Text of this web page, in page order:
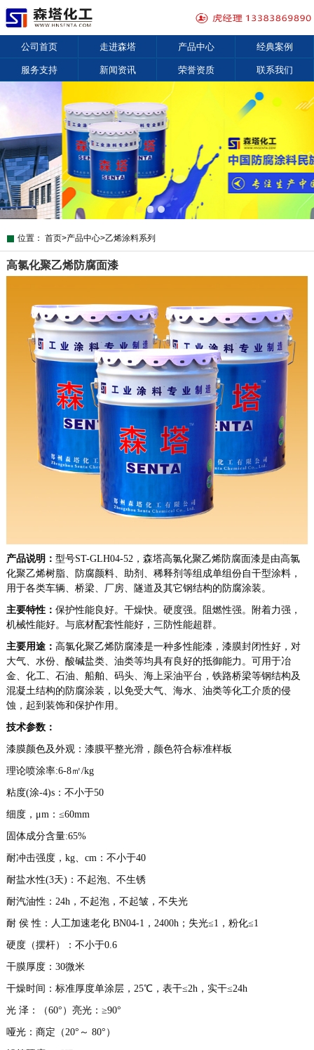
公司首页 走进森塔 产品中心 经典案例
服务支持 新闻资讯 荣誉资质 联系我们
位置： 首页>产品中心>乙烯涂料系列
高氯化聚乙烯防腐面漆
产品说明： 型号ST-GLH04-52，森塔高氯化聚乙烯防腐面漆是由高氯
化聚乙烯树脂、防腐颜料、助剂、稀释剂等组成单组份自干型涂料，
用于各类车辆、桥梁、厂房、隧道及其它钢结构的防腐涂装。
主要特性： 保护性能良好。干燥快。硬度强。阻燃性强。附着力强，
机械性能好。与底材配套性能好，三防性能超群。
主要用途： 高氯化聚乙烯防腐漆是一种多性能漆，漆膜封闭性好，对
大气、水份、酸碱盐类、油类等均具有良好的抵御能力。可用于冶
金、化工、石油、船舶、码头、海上采油平台，铁路桥梁等钢结构及
混凝土结构的防腐涂装，以免受大气、海水、油类等化工介质的侵
蚀，起到装饰和保护作用。
技术参数：
漆膜颜色及外观：漆膜平整光滑，颜色符合标准样板
理论喷涂率:6-8㎡/kg
粘度(涂-4)s：不小于50
细度，μm：≤60mm
固体成分含量:65%
耐冲击强度，kg、cm：不小于40
耐盐水性(3天)：不起泡、不生锈
耐汽油性：24h，不起泡，不起皱，不失光
耐 侯 性： 人工加速老化 BN04-1，2400h；失光≤1，粉化≤1
硬度（摆杆）：不小于0.6
干膜厚度：30微米
干燥时间：标准厚度单涂层，25℃，表干≤2h，实干≤24h
光 泽：（60°）亮光：≥90°
哑光：商定（20°～ 80°）